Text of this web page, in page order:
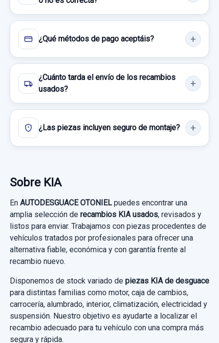
Ref:
30,00 €
Sin IVA, gastos de envío no incluidos.
Consultar por whatsapp
¿Qué métodos de pago aceptáis?
¿Cuánto tarda el envío de los recambios
usados?
¿Las piezas incluyen seguro de montaje?
Sobre KIA
En AUTODESGUACE OTONIELpuedes encontrar una
amplia selección de recambios KIA usados, revisados y
listos para enviar. Trabajamos con piezas procedentes de
vehículos tratados por profesionales para ofrecer una
alternativa fiable, económica y con garantía frente al
recambio nuevo.
Disponemos de stock variado de piezas KIA de desguace
para distintas familias como motor, caja de cambios,
carrocería, alumbrado, interior, climatización, electricidad y
suspensión. Nuestro objetivo es ayudarte a localizar el
recambio adecuado para tu vehículo con una compra más
segura y rápida.